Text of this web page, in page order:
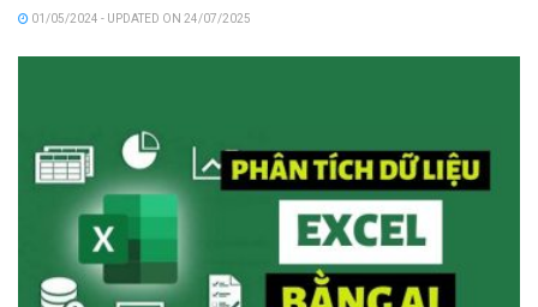
01/05/2024 - UPDATED ON 24/07/2025